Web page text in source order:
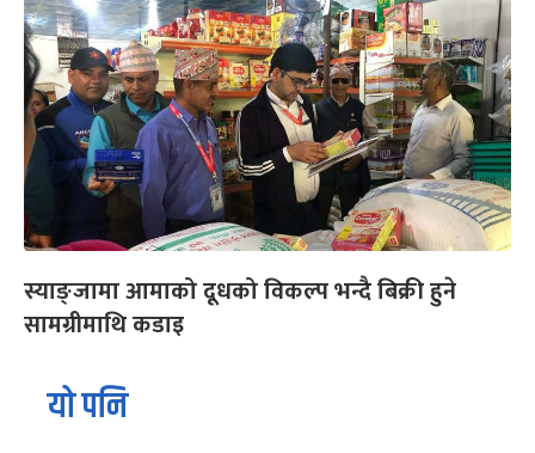
स्याङ्जामा आमाको दूधको विकल्प भन्दै बिक्री हुने
सामग्रीमाथि कडाइ
यो पनि